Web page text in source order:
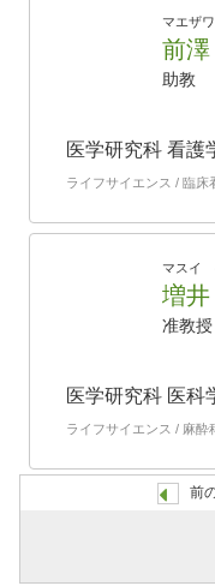
マエザ
前
助教
医学研究科 看護
ライフサイエンス / 臨
マスイ
増
准教授
医学研究科 医科
ライフサイエンス / 麻酔
前